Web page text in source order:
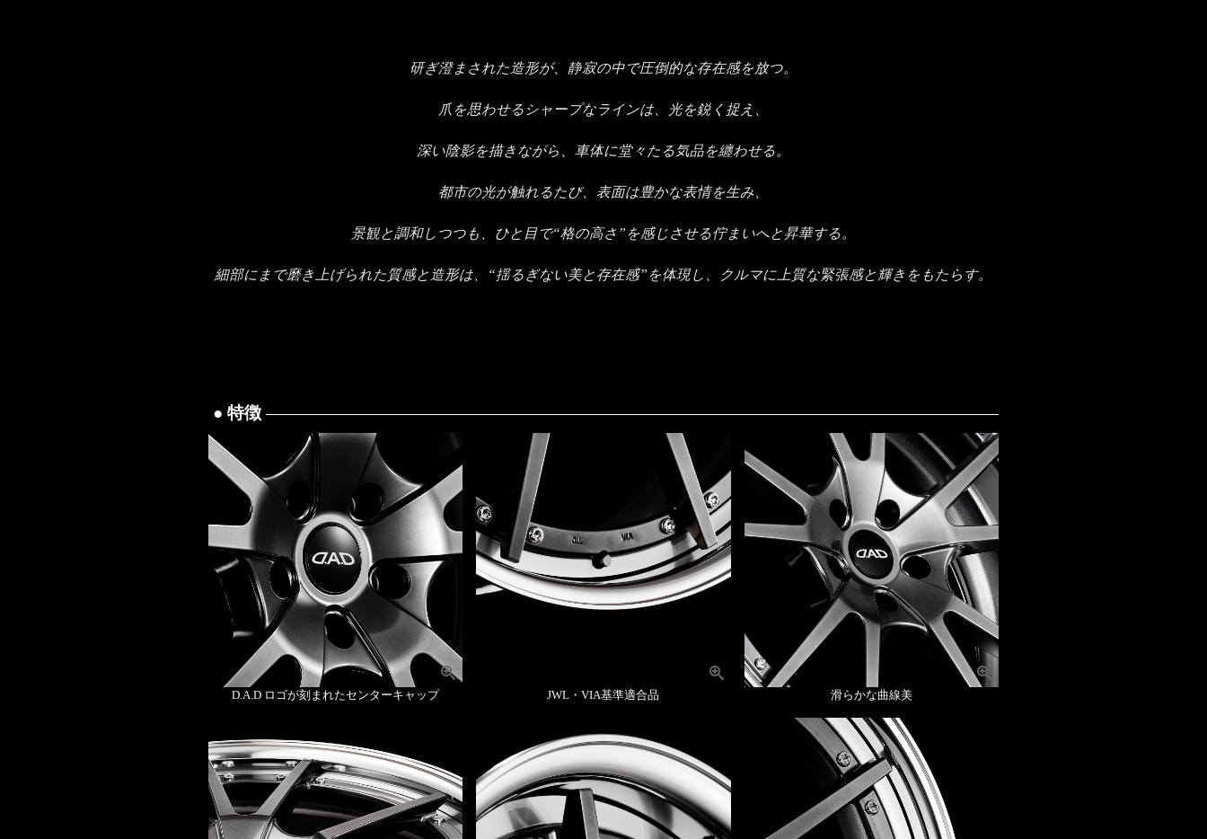
研ぎ澄まされた造形が、静寂の中で圧倒的な存在感を放つ。
爪を思わせるシャープなラインは、光を鋭く捉え、
深い陰影を描きながら、車体に堂々たる気品を纏わせる。
都市の光が触れるたび、表面は豊かな表情を生み、
景観と調和しつつも、ひと目で“格の高さ”を感じさせる佇まいへと昇華する。
細部にまで磨き上げられた質感と造形は、“揺るぎない美と存在感”を体現し、クルマに上質な緊張感と輝きをもたらす。
● 特徴
D.A.D ロゴが刻まれたセンターキャップ JWL・VIA基準適合品 滑らかな曲線美